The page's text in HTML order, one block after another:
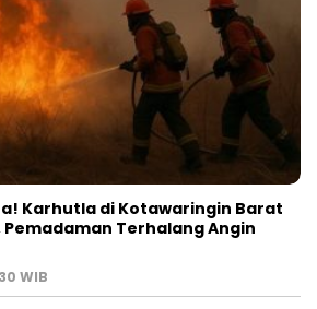
Karhutla di Kotawaringin Barat
Pemadaman Terhalang Angin
WIB